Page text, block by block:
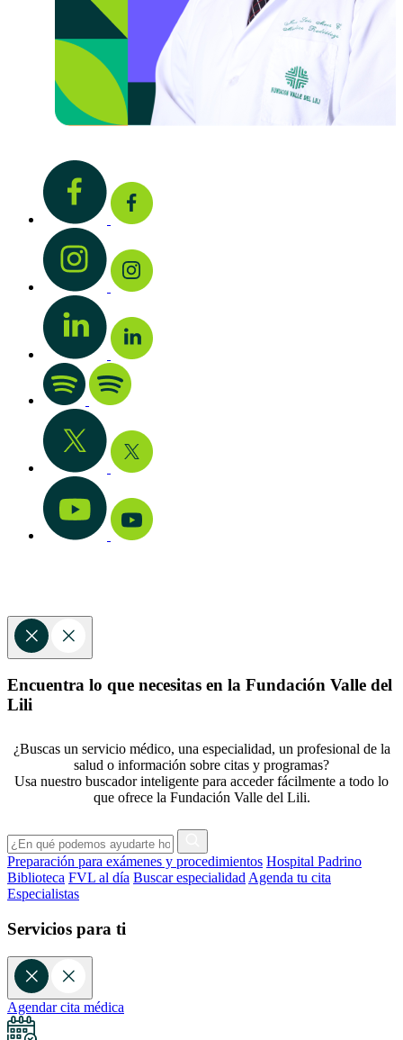
Encuentra lo que necesitas en la Fundación Valle del
Lili
¿Buscas un servicio médico, una especialidad, un profesional de la
salud o información sobre citas y programas?
Usa nuestro buscador inteligente para acceder fácilmente a todo lo
que ofrece la Fundación Valle del Lili.
Preparación para exámenes y procedimientos Hospital Padrino
Biblioteca FVL al día Buscar especialidad Agenda tu cita
Especialistas
Servicios para ti
Agendar cita médica